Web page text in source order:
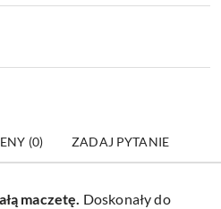
(0) ZADAJ PYTANIE
maczetę. Doskonały do